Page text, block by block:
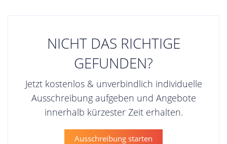
NICHT DAS RICHTIGE
GEFUNDEN?
Jetzt kostenlos & unverbindlich individuelle
Ausschreibung aufgeben und Angebote
innerhalb kürzester Zeit erhalten.
Ausschreibung starten